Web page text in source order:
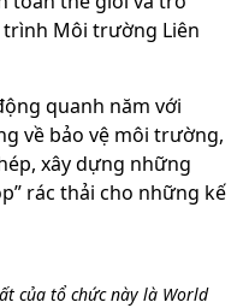
Môi trường Liên
quanh năm với
về bảo vệ môi trường,
xây dựng những
rác thải cho những kế
của tổ chức này là World